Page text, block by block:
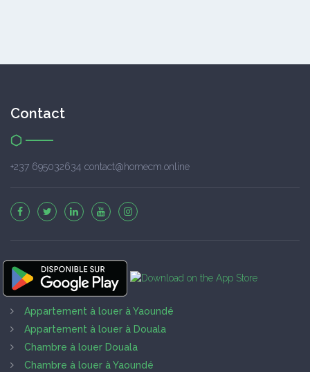
Contact
+237 695032634 contact@homecm.online
Appartement à louer à Yaoundé
Appartement à louer à Douala
Chambre à louer Douala
Chambre à louer à Yaoundé